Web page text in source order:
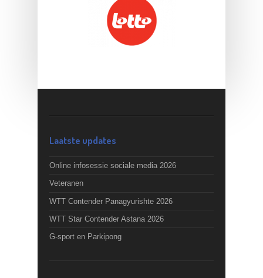
Laatste updates
Online infosessie sociale media 2026
Veteranen
WTT Contender Panagyurishte 2026
WTT Star Contender Astana 2026
G-sport en Parkipong